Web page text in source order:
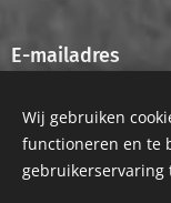
E-mailadres
Wij gebruiken
functioneren en te
gebruikerservaring